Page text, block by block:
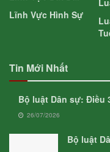
Lĩnh Vực Hình Sự
Tin Mới Nhất
Bộ luật Dân sự: Điều
26/07/2026
Bộ luật